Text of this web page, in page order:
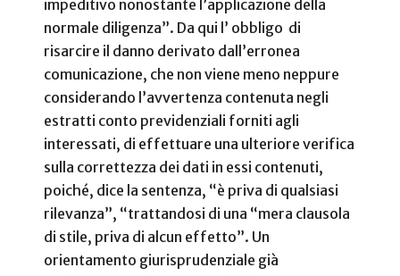
impeditivo nonostante l’applicazione della
normale diligenza”. Da qui l’ obbligo di
risarcire il danno derivato dall’erronea
comunicazione, che non viene meno neppure
considerando l’avvertenza contenuta negli
estratti conto previdenziali forniti agli
interessati, di effettuare una ulteriore verifica
sulla correttezza dei dati in essi contenuti,
poiché, dice la sentenza, “è priva di qualsiasi
rilevanza”, “trattandosi di una “mera clausola
di stile, priva di alcun effetto”. Un
orientamento giurisprudenziale già